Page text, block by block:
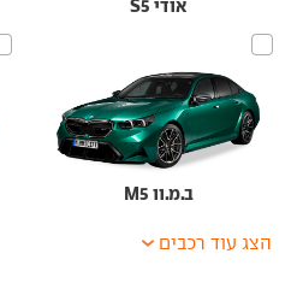
אודי S5
ב.מ.וו M5
הצג עוד רכבים